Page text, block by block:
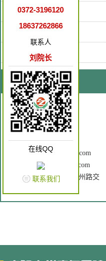
特色医疗
康复园地
联系我们
联系人：刘院长
手 机：18637262866
电 话：0372-3196120
Q Q： 2602760196
邮 箱：ayzzkfyy@163.com
网 址：www.ayzzkfyy.com
地 址： 安钢大道与中州路交
0372-3196120
18637262866
联系人
刘院长
在线QQ
联系我们